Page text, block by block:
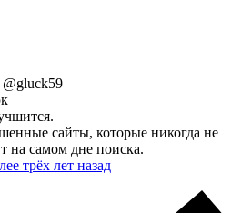
@gluck59
сайты, которые никогда не
на самом дне поиска.
трёх лет назад